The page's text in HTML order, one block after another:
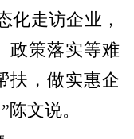
化走访企业，
政策落实等难
扶，做实惠企
文说。